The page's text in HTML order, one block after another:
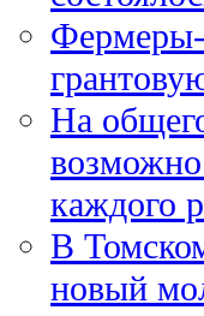
Фермеры-
На
каждого
В
новый